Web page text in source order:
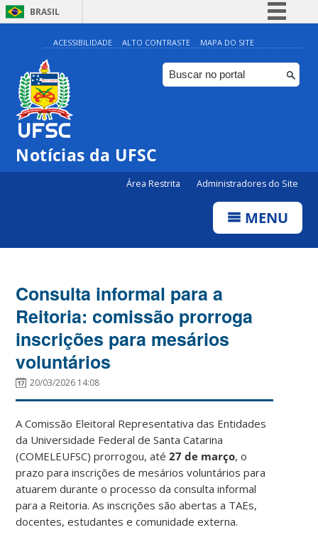
BRASIL
Simplifique!
Comunica BR
Participe
ACESSIBILIDADE ALTO CONTRASTE MAPA DO SITE
Notícias da UFSC
Área Restrita Administradores do Site
MENU
Consulta informal para a
Reitoria: comissão prorroga
inscrições para mesários
voluntários
20/03/2026 14:08
A Comissão Eleitoral Representativa das Entidades
da Universidade Federal de Santa Catarina
(COMELEUFSC) prorrogou, até27 de março, o
prazo para inscrições de mesários voluntários para
atuarem durante o processo da consulta informal
para a Reitoria. As inscrições são abertas a TAEs,
docentes, estudantes e comunidade externa.